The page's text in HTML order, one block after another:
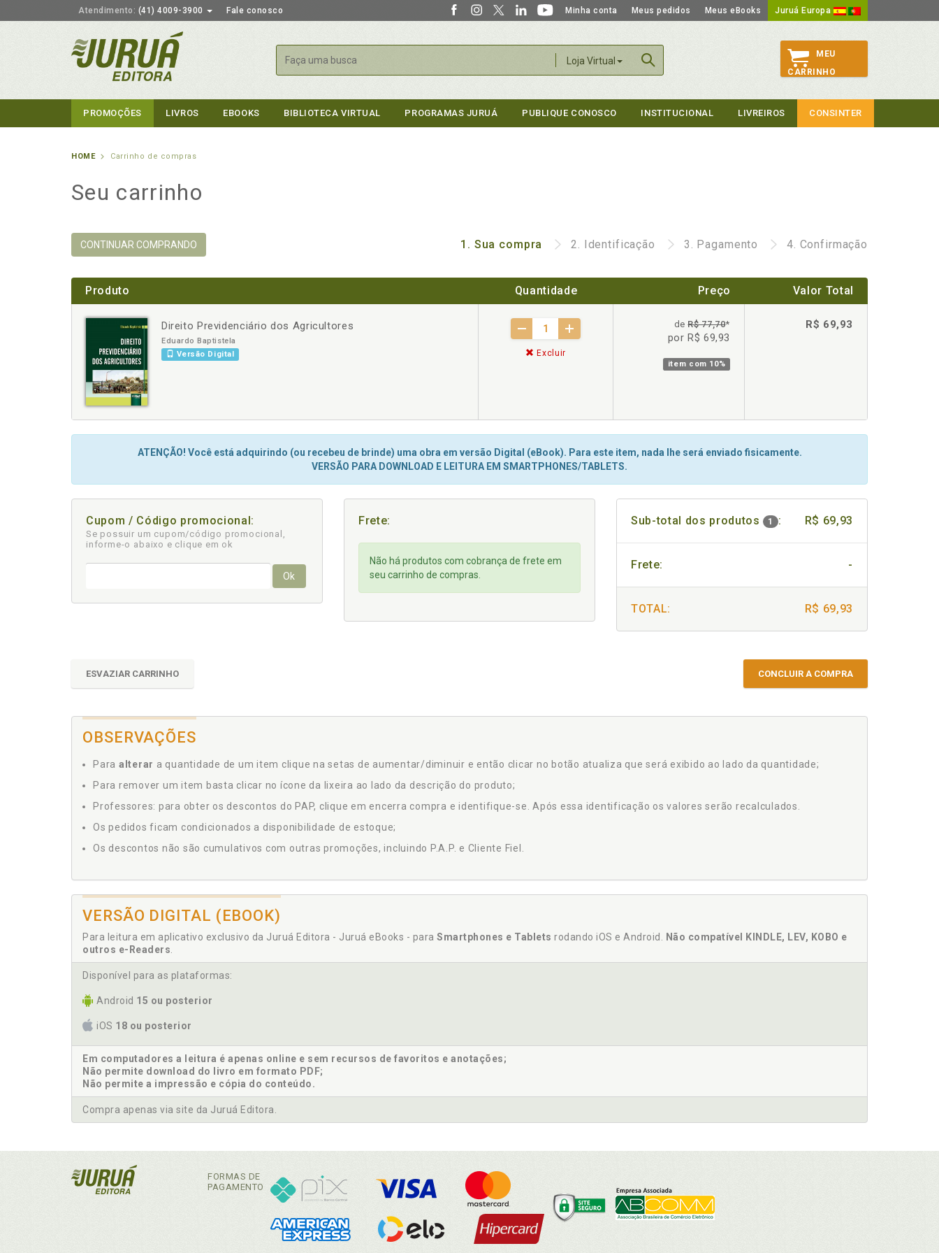
Atendimento: (41) 4009-3900 Fale conosco Minha conta Meus pedidos Meus eBooks Juruá Europa
Loja Virtual
Buscar
MEU
CARRINHO
PROMOÇÕES LIVROS EBOOKS BIBLIOTECA VIRTUAL PROGRAMAS JURUÁ PUBLIQUE CONOSCO INSTITUCIONAL LIVREIROS CONSINTER
HOME Carrinho de compras
Seu carrinho
CONTINUAR COMPRANDO 1. Sua compra 2. Identificação 3. Pagamento 4. Confirmação
Produto Quantidade Preço Valor Total
Direito Previdenciário dos Agricultores
Eduardo Baptistela
Versão Digital
- +
Excluir
deR$ 77,70*
por R$ 69,93
item com 10%
R$ 69,93
ATENÇÃO! Você está adquirindo (ou recebeu de brinde) uma obra em versão Digital (eBook). Para este item, nada lhe será enviado fisicamente.
VERSÃO PARA DOWNLOAD E LEITURA EM SMARTPHONES/TABLETS.
Cupom / Código promocional:
Se possuir um cupom/código promocional,
informe-o abaixo e clique em ok
Ok
Frete:
Não há produtos com cobrança de frete em
seu carrinho de compras.
Sub-total dos produtos 1 : R$ 69,93
Frete: -
TOTAL: R$ 69,93
ESVAZIAR CARRINHO CONCLUIR A COMPRA
OBSERVAÇÕES
Para alterar a quantidade de um item clique na setas de aumentar/diminuir e então clicar no botão atualiza que será exibido ao lado da quantidade;
Para remover um item basta clicar no ícone da lixeira ao lado da descrição do produto;
Professores: para obter os descontos do PAP, clique em encerra compra e identifique-se. Após essa identificação os valores serão recalculados.
Os pedidos ficam condicionados a disponibilidade de estoque;
Os descontos não são cumulativos com outras promoções, incluindo P.A.P. e Cliente Fiel.
VERSÃO DIGITAL (EBOOK)
Para leitura em aplicativo exclusivo da Juruá Editora - Juruá eBooks - para Smartphones e Tablets rodando iOS e Android.
Não compatível KINDLE, LEV, KOBO e
outros e-Readers
Disponível para as plataformas:
Android 15 ou posterior
iOS 18 ou posterior
Em computadores a leitura é apenas online e sem recursos de favoritos e anotações;
Não permite download do livro em formato PDF;
Não permite a impressão e cópia do conteúdo.
Compra apenas via site da Juruá Editora.
FORMAS DE
PAGAMENTO